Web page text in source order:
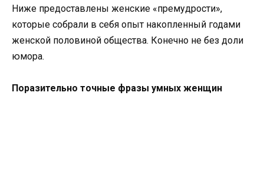
Ниже предоставлены женские «премудрости»,
которые собрали в себя опыт накопленный годами
женской половиной общества. Конечно не без доли
юмора.
Поразительно точные фразы умных женщин